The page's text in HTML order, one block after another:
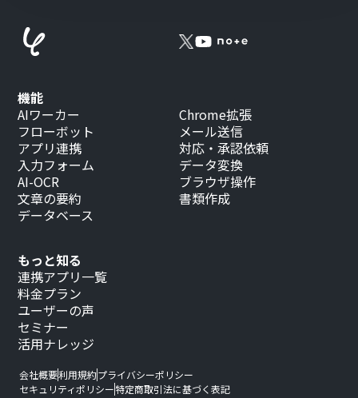
もっと知る
連携アプリ一覧
料金プラン
ユーザーの声
セミナー
活用ナレッジ
機能
AIワーカー
フローボット
アプリ連携
入力フォーム
AI-OCR
文章の要約
データベース
Chrome拡張
メール送信
対応・承認依頼
データ変換
ブラウザ操作
書類作成
会社概要利用規約プライバシーポリシー
セキュリティポリシー特定商取引法に基づく表記